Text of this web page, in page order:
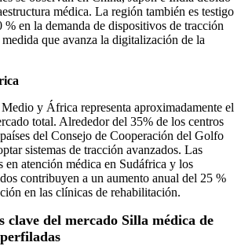
médica. La región también es testigo
% en la demanda de dispositivos de tracción
que avanza la digitalización de la
y África representa aproximadamente el
total. Alrededor del 35% de los centros
del Consejo de Cooperación del Golfo
sistemas de tracción avanzados. Las
en atención médica en Sudáfrica y los
contribuyen a un aumento anual del 25 %
en las clínicas de rehabilitación.
clave del mercado Silla médica de